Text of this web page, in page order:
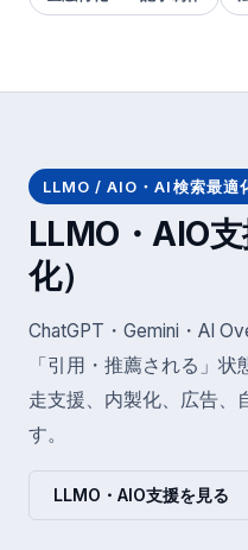
LLMO / AIO・AI検索最適
LLMO・AIO
化）
ChatGPT・Gemini・AI
「引用・推薦される」
走支援、内製化、広告、
す。
LLMO・AIO支援を見る